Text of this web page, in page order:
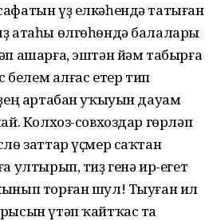
үҙ елкәһендә татыған
атаһы өлгөһөндә балалары
ашарға, эштән йәм табырға
белем алғас етер тип
артабан уҡыуын дауам
Колхоз-совхоздар гөрләп
заттар үҫмер саҡтан
ултырып, тиҙ генә ир-егет
торған шул! Тыуған ил
үтәп ҡайтҡас та